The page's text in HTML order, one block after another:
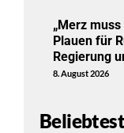
„Merz
Plauen für
Regierung
8. August 2026